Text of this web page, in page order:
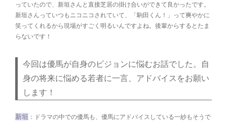
っていたので、新垣さんと直接芝居の掛け合いができて良かったです。
新垣さんっていつもニコニコされていて、「駒田くん！」って爽やかに
笑ってくれるから現場がすごく明るいんですよね。後輩からするとたま
らないです！
今回は優馬が自身のビジョンに悩むお話でした。自
身の将来に悩める若者に一言、アドバイスをお願い
します！
新垣 ：ドラマの中での優馬も、優馬にアドバイスしている一紗もそうで